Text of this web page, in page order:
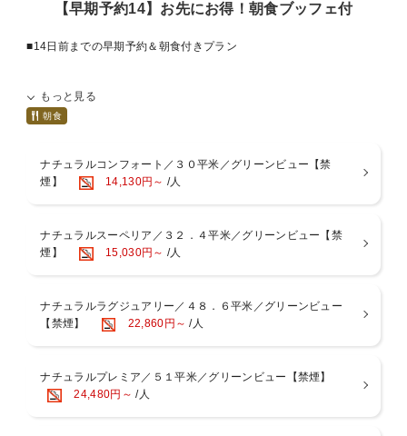
【早期予約14】お先にお得！朝食ブッフェ付
■14日前までの早期予約＆朝食付きプラン
こころが自然に遊びだす楽園リゾートへようこそ。
ルーツと種類豊富な和洋バイキングを心ゆくまでお楽しみください。
もございます。
２つのレストランからお選びいただけます。
・オールデイダイニング「コラーロ」 和洋中ブッフェ
※ゆらぎ月 定休日 水曜日および日曜日
※状況により予告なく会場や時間・メニュー等が変更になる場合があ
もっと見る
朝食
ナチュラルコンフォート／３０平米／グリーンビュー【禁
煙】
14,130円～ /人
ナチュラルスーペリア／３２．４平米／グリーンビュー【禁
煙】
15,030円～ /人
ナチュラルラグジュアリー／４８．６平米／グリーンビュー
【禁煙】
22,860円～ /人
ナチュラルプレミア／５１平米／グリーンビュー【禁煙】
24,480円～ /人